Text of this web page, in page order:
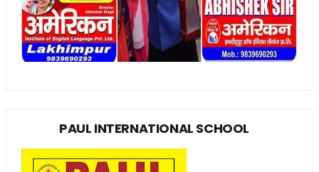
PAUL INTERNATIONAL SCHOOL